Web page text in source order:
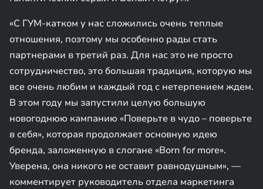
«С ГУМ-катком у нас сложились очень теплые
отношения, поэтому мы особенно рады стать
партнерами в третий раз. Для нас это не просто
сотрудничество, это большая традиция, которую мы
все очень любим и каждый год с нетерпением ждем.
В этом году мы запустили целую большую
новогоднюю кампанию «Поверьте в чудо – поверьте
в себя», которая продолжает основную идею
бренда, заложенную в слогане «Born for more».
Уверена, она никого не оставит равнодушным», —
комментирует руководитель отдела маркетинга